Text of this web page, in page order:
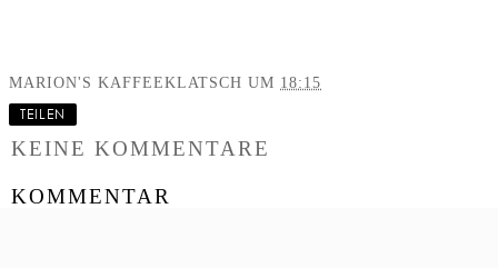
MARION'S KAFFEEKLATSCH UM 18:15
TEILEN
KEINE KOMMENTARE
KOMMENTAR